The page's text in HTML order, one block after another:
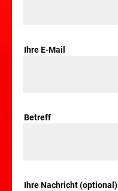
Ihre E-Mail
Betreff
Ihre Nachricht (optional)